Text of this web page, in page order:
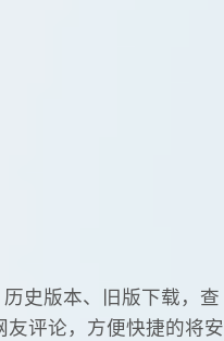
史版本、旧版下载，查
评论，方便快捷的将安